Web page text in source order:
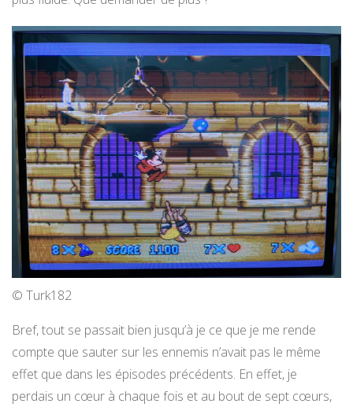
© Turk182
Bref, tout se passait bien jusqu’à je ce que je me rende
compte que sauter sur les ennemis n’avait pas le même
effet que dans les épisodes précédents. En effet, je
perdais un cœur à chaque fois et au bout de sept cœurs,